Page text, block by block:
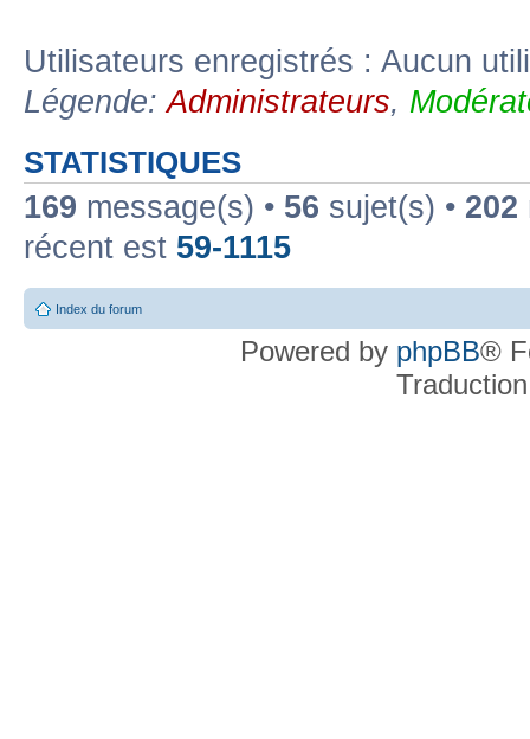
Utilisateurs enregistrés : Aucun
Légende:Administrateurs,
STATISTIQUES
169 message(s) • 56 sujet(s) • 202
récent est 59-1115
Index du forum
Powered by phpBB®